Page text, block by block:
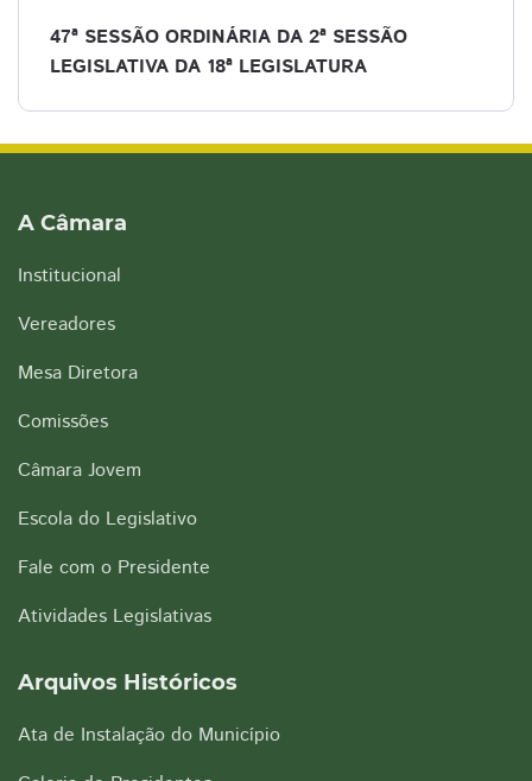
47ª SESSÃO ORDINÁRIA DA 2ª SESSÃO
LEGISLATIVA DA 18ª LEGISLATURA
A Câmara
Institucional
Vereadores
Mesa Diretora
Comissões
Câmara Jovem
Escola do Legislativo
Fale com o Presidente
Atividades Legislativas
Arquivos Históricos
Ata de Instalação do Município